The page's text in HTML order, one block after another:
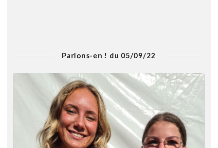
Parlons-en ! du 05/09/22